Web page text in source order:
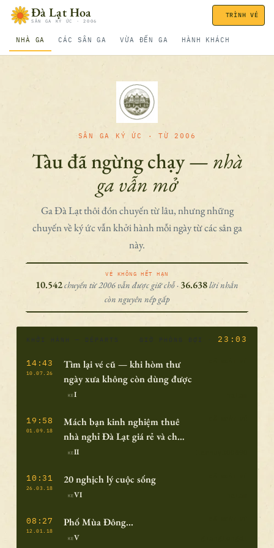
Bỏ qua nội dungĐà Lạt Hoa
SÂN GA KÝ ỨC · 2006
NHÀ GA CÁC SÂN GA VỪA ĐẾN GA HÀNH KHÁCH
TRÌNH VÉ
SÂN GA KÝ ỨC · TỪ 2006
Tàu đã ngừng chạy — nhà
ga vẫn mở
Ga Đà Lạt thôi đón chuyến từ lâu, nhưng những
chuyến về ký ức vẫn khởi hành mỗi ngày từ các sân ga
này.
VÉ KHÔNG HẾT HẠN
10.542chuyến từ 2006 vẫn được giữ chỗ · 36.638lời nhắn
còn nguyên nếp gấp
KHỞI HÀNH — DÉPARTS GIỜ PHÒNG ĐỢI · 23 :03
14:43
10.07.26
Tìm lại vé cũ — khi hòm thư
ngày xưa không còn dùng được
KEI
19:58
01.09.18
Mách bạn kinh nghiệm thuê
nhà nghỉ Đà Lạt giá rẻ và chất
lượng
KEII
10:31
26.03.18
20 nghịch lý cuộc sống
KEVI
08:27
12.01.18
Phố Mùa Đông...
KEV